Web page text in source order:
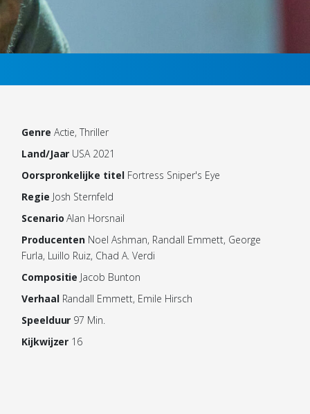
Genre Actie, Thriller
Land/Jaar USA 2021
Oorspronkelijke titel Fortress Sniper's Eye
Regie Josh Sternfeld
Scenario Alan Horsnail
Producenten Noel Ashman, Randall Emmett, George
Furla, Luillo Ruiz, Chad A. Verdi
Compositie Jacob Bunton
Verhaal Randall Emmett, Emile Hirsch
Speelduur 97 Min.
Kijkwijzer 16